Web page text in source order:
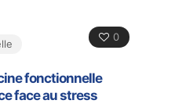
0
fonctionnelle
face au stress